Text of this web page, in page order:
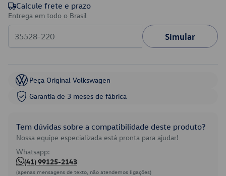
Calcule frete e prazo
Entrega em todo o Brasil
Simular
Peça Original Volkswagen
Garantia de 3 meses de fábrica
Tem dúvidas sobre a compatibilidade deste produto?
Nossa equipe especializada está pronta para ajudar!
Whatsapp:
(41) 99125-2143
(apenas mensagens de texto, não atendemos ligações)